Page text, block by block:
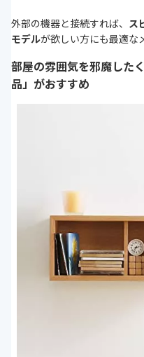
外部の機器と接続すれば、 ス
モデルが欲しい方にも最適な
部屋の雰囲気を邪魔した
品」がおすすめ